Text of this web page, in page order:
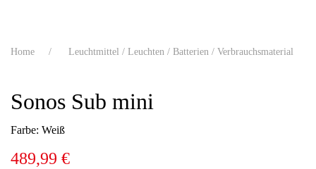
Home Leuchtmittel / Leuchten / Batterien / Verbrauchsmaterial
Sonos Sub mini
Farbe: Weiß
489,99 €